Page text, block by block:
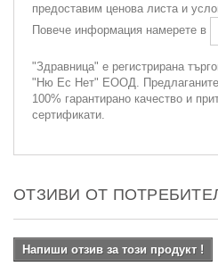
предоставим ценова листа и
Повече информация намерете в
"Здравница" е регистрирана
"Ню Ес Нет" ЕООД. Предлаганите
100% гарантирано качество и
сертификати.
ОТЗИВИ ОТ
Напиши отзив за този продукт !